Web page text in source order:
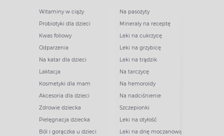
Witaminy w ciąży
Probiotyki dla dzieci
Kwas foliowy
Odparzenia
Na katar dla dzieci
Laktacja
Kosmetyki dla mam
Akcesoria dla dzieci
Zdrowie dziecka
Pielęgnacja dziecka
Ból i gorączka u dzieci
Na pasożyty
Minerały na receptę
Leki na cukrzycę
Leki na grzybicę
Leki na trądzik
Na tarczycę
Na hemoroidy
Na nadciśnienie
Szczepionki
Leki na otyłość
Leki na dnę moczanową